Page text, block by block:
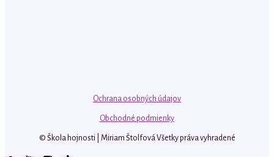
Ochrana osobných údajov
Obchodné podmienky
© Škola hojnosti | Miriam Štolfová Všetky práva vyhradené